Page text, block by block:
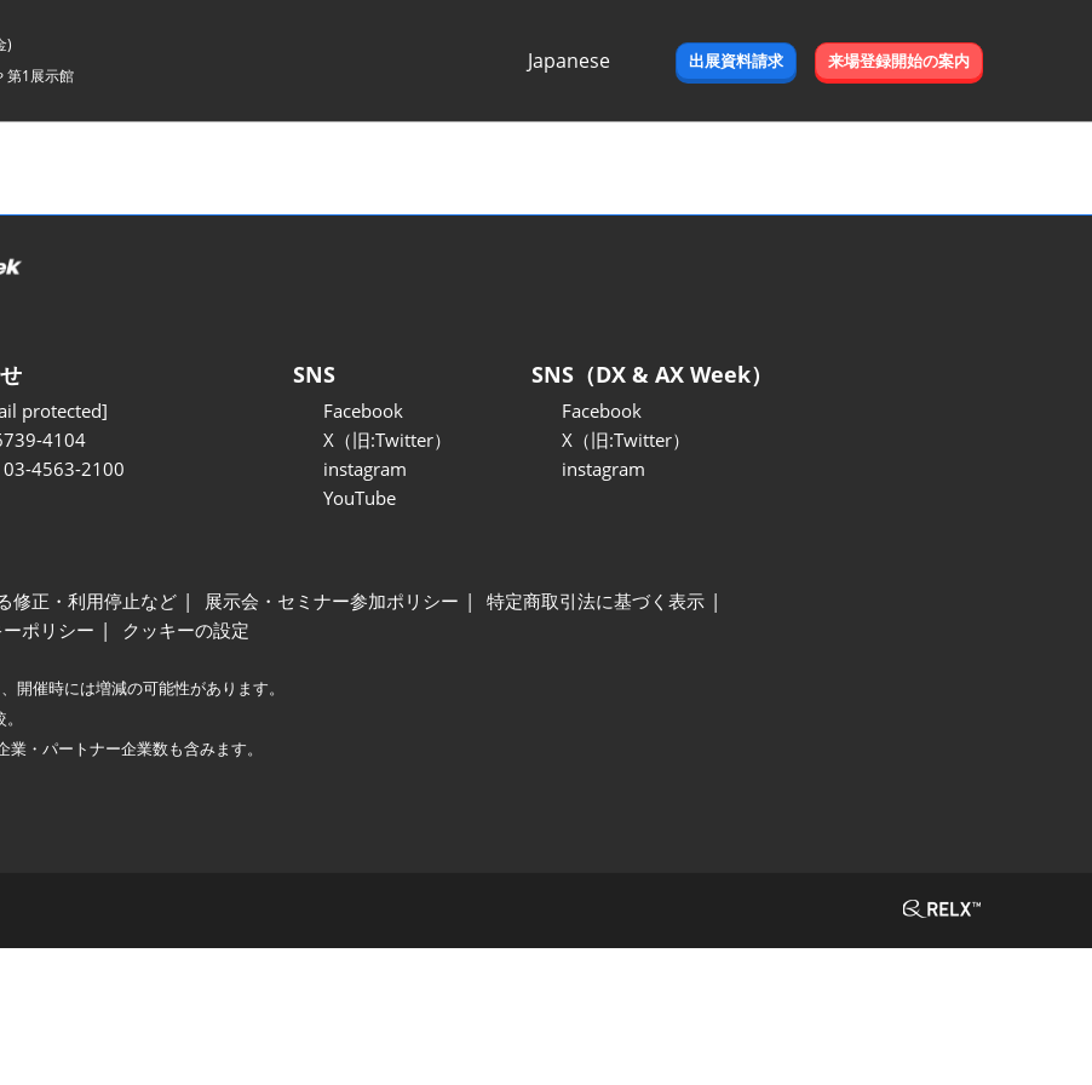
)
第1展示館
Japanese
出展資料請求 来場登録開始の案内
protected]
4104
03-4563-2100
SNS
Facebook
X（旧:Twitter）
instagram
YouTube
SNS（DX & AX Week）
Facebook
X（旧:Twitter）
instagram
修正・利用停止など 展示会・セミナー参加ポリシー
特定商取引法に基づく表示
ポリシー クッキーの設定
開催時には増減の可能性があります。
・パートナー企業数も含みます。